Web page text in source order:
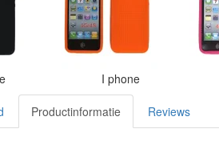
I phone
Productinformatie Reviews